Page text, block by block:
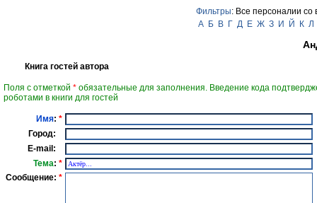
Фильтры: Все персоналии со
А
Б В Г Д Е Ж З И Й К Л
Книга гостей автора
Поля с отметкой * обязательные для заполнения. Введение кода
роботами в книги для гостей
Имя: *
Город:
E-mail:
Тема: *
Сообщение: *